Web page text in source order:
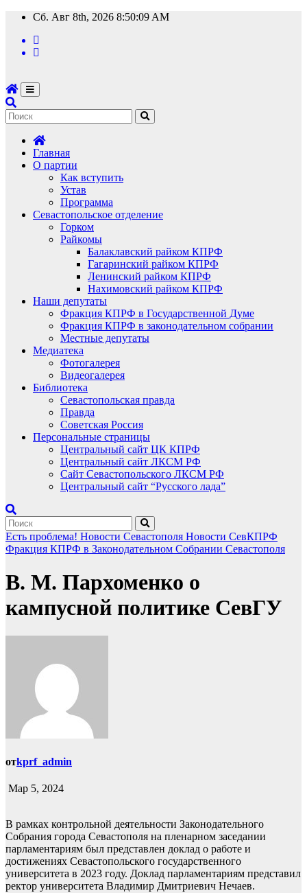
Перейти
содержимому
Сб. Авг 8th, 2026 8:50:10 AM
Главная
О партии
Как вступить
Устав
Программа
Севастопольское отделение
Горком
Райкомы
Балаклавский райком КПРФ
Гагаринский райком КПРФ
Ленинский райком КПРФ
Нахимовский райком КПРФ
Наши депутаты
Фракция КПРФ в Государственной Думе
Фракция КПРФ в законодательном собрании
Местные депутаты
Медиатека
Фотогалерея
Видеогалерея
Библиотека
Севастопольская правда
Правда
Советская Россия
Персональные страницы
Центральный сайт ЦК КПРФ
Центральный сайт ЛКСМ РФ
Сайт Севастопольского ЛКСМ РФ
Центральный сайт “Русского лада”
Есть проблема! Новости Севастополя Новости СевКПРФ
Фракция КПРФ в Законодательном Собрании Севастополя
В. М. Пархоменко о
кампусной политике СевГУ
отkprf_admin
Мар 5, 2024
В рамках контрольной деятельности Законодательного
Собрания города Севастополя на пленарном заседании
парламентариям был представлен доклад о работе и
достижениях Севастопольского государственного
университета в 2023 году. Доклад парламентариям представил
ректор университета Владимир Дмитриевич Нечаев.